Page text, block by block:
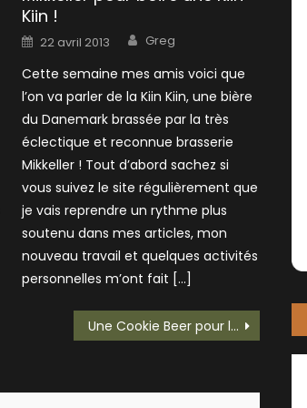
Kiin !
Posted
on
22 avril 2013 Author
Greg
Cette semaine mes amis voici que
l’on va parler de la Kiin Kiin, une bière
du Danemark brassée par la très
éclectique et reconnue brasserie
Mikkeller ! Tout d’abord sachez si
vous suivez le site régulièrement que
je vais reprendre un rythme plus
soutenu dans mes articles, mon
nouveau travail et quelques activités
personnelles m’ont fait […]
Une Cookie Beer pour le goûter?